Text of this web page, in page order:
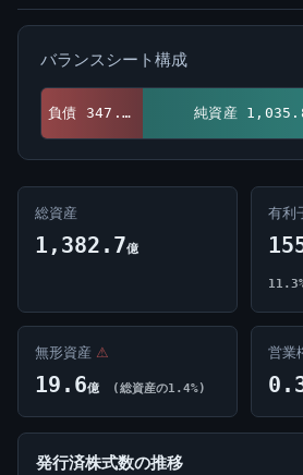
バランスシート構成
負債 347.0億 (25.1%) 純資産
総資産
1,382.7億
有利
無形資産 ⚠
19.6億 (総資産の1.4%)
営業
発行済株式数の推移